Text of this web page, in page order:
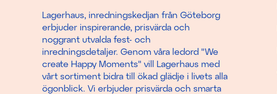
Lagerhaus, inredningskedjan från Göteborg
erbjuder inspirerande, prisvärda och
noggrant utvalda fest- och
inredningsdetaljer. Genom våra ledord "We
create Happy Moments" vill Lagerhaus med
vårt sortiment bidra till ökad glädje i livets alla
ögonblick. Vi erbjuder prisvärda och smarta